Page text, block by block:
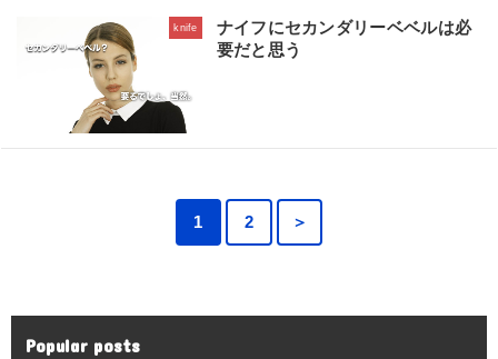
knife
ナイフにセカンダリーベベルは必
要だと思う
1 2 ＞
Popular posts